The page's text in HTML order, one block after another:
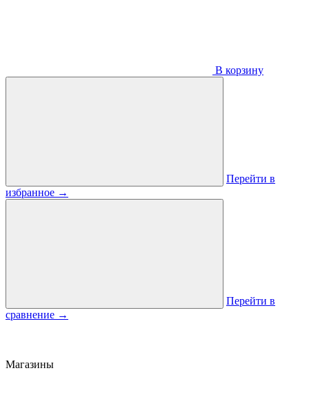
В корзину
Перейти в
избранное →
Перейти в
сравнение →
Магазины